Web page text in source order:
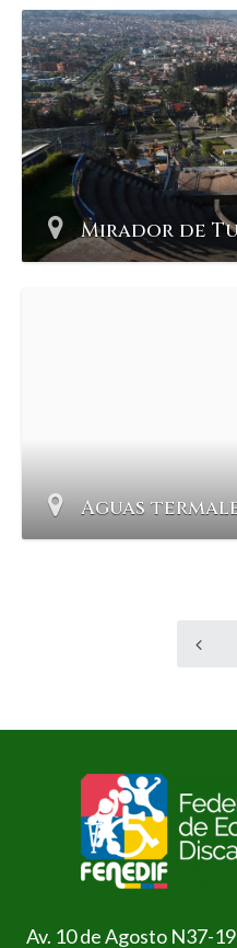
Mirador de
Aguas
Av. 10 de Agosto N37-